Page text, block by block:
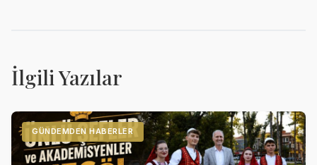
İlgili Yazılar
GÜNDEMDEN HABERLER